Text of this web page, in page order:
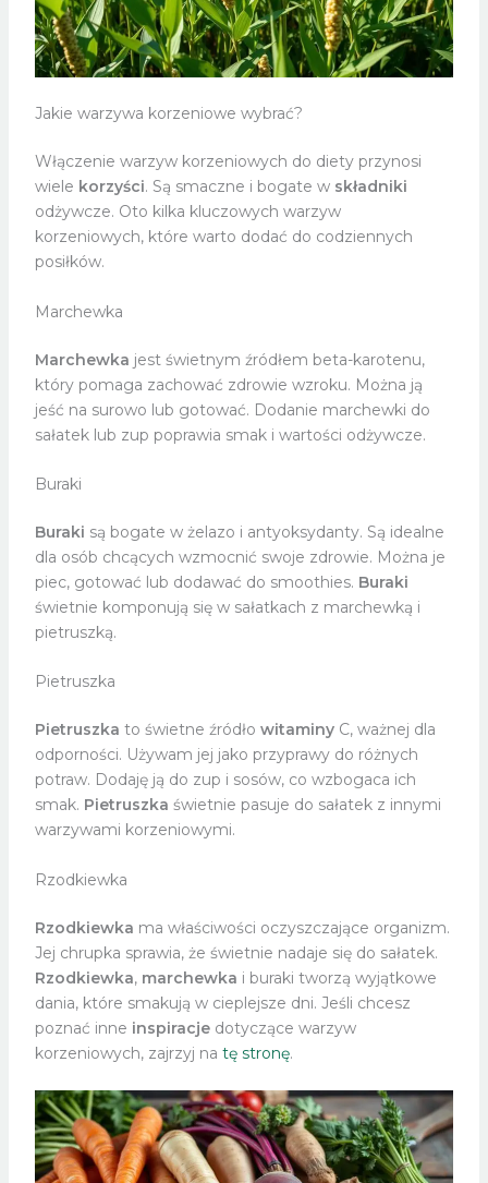
Jakie warzywa korzeniowe wybrać?
Włączenie warzyw korzeniowych do diety przynosi
wiele korzyści. Są smaczne i bogate w składniki
odżywcze. Oto kilka kluczowych warzyw
korzeniowych, które warto dodać do codziennych
posiłków.
Marchewka
Marchewka jest świetnym źródłem beta-karotenu,
który pomaga zachować zdrowie wzroku. Można ją
jeść na surowo lub gotować. Dodanie marchewki do
sałatek lub zup poprawia smak i wartości odżywcze.
Buraki
Buraki są bogate w żelazo i antyoksydanty. Są idealne
dla osób chcących wzmocnić swoje zdrowie. Można je
piec, gotować lub dodawać do smoothies. Buraki
świetnie komponują się w sałatkach z marchewką i
pietruszką.
Pietruszka
Pietruszka to świetne źródło witaminyC, ważnej dla
odporności. Używam jej jako przyprawy do różnych
potraw. Dodaję ją do zup i sosów, co wzbogaca ich
smak. Pietruszka świetnie pasuje do sałatek z innymi
warzywami korzeniowymi.
Rzodkiewka
Rzodkiewka ma właściwości oczyszczające organizm.
Jej chrupka sprawia, że świetnie nadaje się do sałatek.
Rzodkiewka, marchewka i buraki tworzą wyjątkowe
dania, które smakują w cieplejsze dni. Jeśli chcesz
poznać inne inspiracjedotyczące warzyw
korzeniowych, zajrzyj na tę stronę.